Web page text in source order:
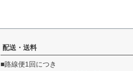
配送・送料
■路線便1回につき